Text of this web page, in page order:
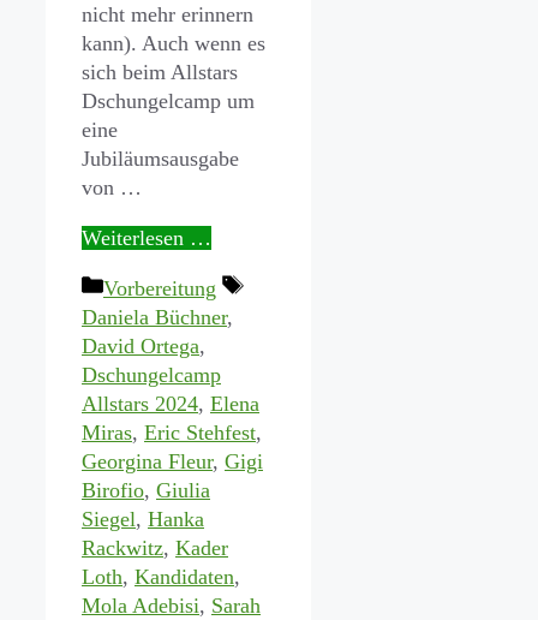
nicht mehr erinnern
kann). Auch wenn es
sich beim Allstars
Dschungelcamp um
eine
Jubiläumsausgabe
von …
Weiterlesen …
Kategorien
Vorbereitung
Schlagwörter
Daniela Büchner,
David Ortega,
Dschungelcamp
Allstars 2024, Elena
Miras, Eric Stehfest,
Georgina Fleur, Gigi
Birofio, Giulia
Siegel, Hanka
Rackwitz, Kader
Loth, Kandidaten,
Mola Adebisi, Sarah